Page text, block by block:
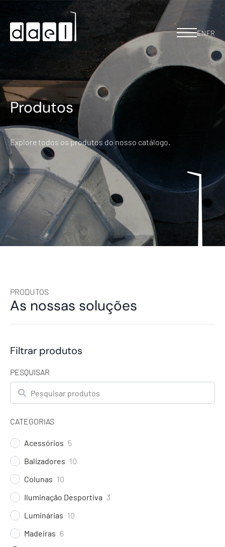
ENFR
Produtos
Explore todos os produtos do nosso catálogo.
PRODUTOS
As nossas soluções
Filtrar produtos
PESQUISAR
Pesquisar
CATEGORIAS
Acessórios 5
Balizadores 10
Colunas 10
Iluminação Desportiva 3
Luminárias 10
Madeiras 6